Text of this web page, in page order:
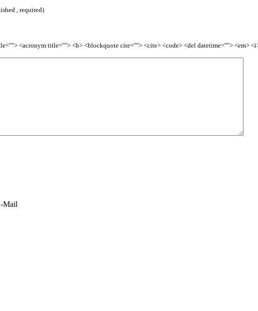
, required)
<acronym title=""> <b> <blockquote cite=""> <cite> <code> <del datetime=""> <em>
Mail